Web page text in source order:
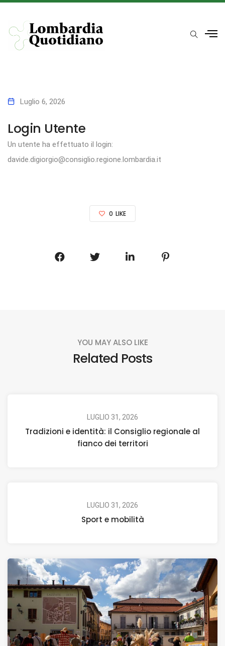
Luglio 6, 2026
Login Utente
Un utente ha effettuato il login:
davide.digiorgio@consiglio.regione.lombardia.it
0 LIKE
YOU MAY ALSO LIKE
Related Posts
LUGLIO 31, 2026
Tradizioni e identità: il Consiglio regionale al
fianco dei territori
LUGLIO 31, 2026
Sport e mobilità